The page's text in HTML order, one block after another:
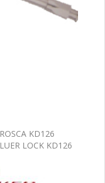
KD126
LOCK KD126